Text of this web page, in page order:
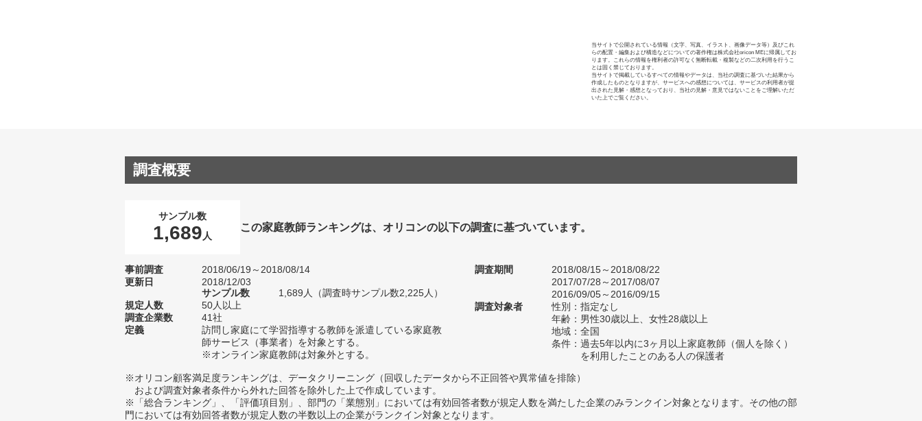
当サイトで公開されている情報（文字、写真、イラスト、画像データ等）及びこれ
らの配置・編集および構造などについての著作権は株式会社oricon MEに帰属してお
ります。これらの情報を権利者の許可なく無断転載・複製などの二次利用を行うこ
とは固く禁じております。
当サイトで掲載しているすべての情報やデータは、当社の調査に基づいた結果から
作成したものとなりますが、サービスへの感想については、サービスの利用者が提
出された見解・感想となっており、当社の見解・意見ではないことをご理解いただ
いた上でご覧ください。
調査概要
サンプル数
1,689 人
この家庭教師ランキングは、オリコンの以下の調査に基づいています。
事前調査
2018/06/19～2018/08/14
更新日
2018/12/03
サンプル数
1,689人（調査時サンプル数2,225人）
規定人数
50人以上
調査企業数
41社
定義
訪問し家庭にて学習指導する教師を派遣している家庭教
師サービス（事業者）を対象とする。
※オンライン家庭教師は対象外とする。
調査期間
2018/08/15～2018/08/22
2017/07/28～2017/08/07
2016/09/05～2016/09/15
調査対象者
性別：指定なし
年齢：男性30歳以上、女性28歳以上
地域：全国
条件：過去5年以内に3ヶ月以上家庭教師（個人を除く）
を利用したことのある人の保護者
※オリコン顧客満足度ランキングは、データクリーニング（回収したデータから不正回答や異常値を排除）
および調査対象者条件から外れた回答を除外した上で作成しています。
※「総合ランキング」、「評価項目別」、部門の「業態別」においては有効回答者数が規定人数を満たした企業のみランクイン対象となります。その他の部
門においては有効回答者数が規定人数の半数以上の企業がランクイン対象となります。